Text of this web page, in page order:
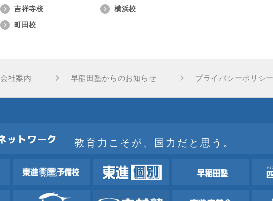
吉祥寺校
町田校
横浜校
会社案内 早稲田塾からのお知らせ プライバシーポリシー
教育力こそが、国力だと思う。